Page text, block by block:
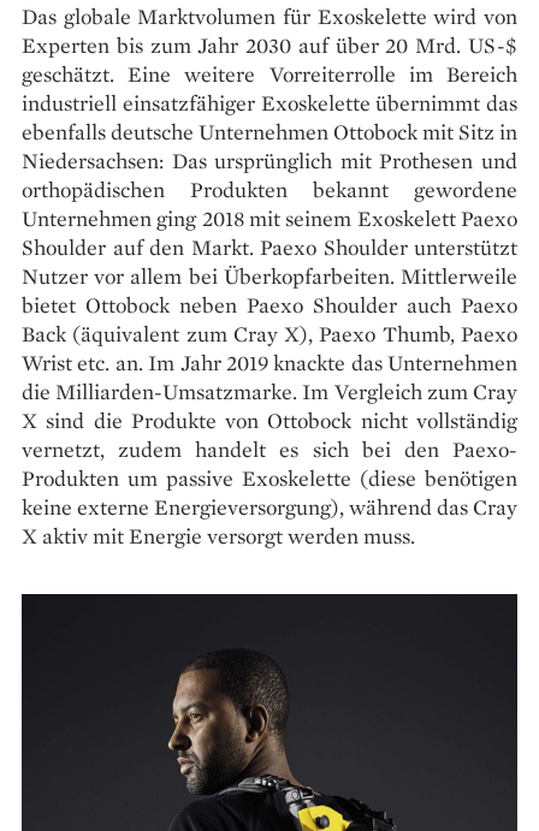
Das globale Marktvolumen für Exoskelette wird von
Experten bis zum Jahr 2030 auf über 20 Mrd. US-$
geschätzt. Eine weitere Vorreiterrolle im Bereich
industriell einsatzfähiger Exoskelette übernimmt das
ebenfalls deutsche Unternehmen Ottobock mit Sitz in
Niedersachsen: Das ursprünglich mit Prothesen und
orthopädischen Produkten bekannt gewordene
Unternehmen ging 2018 mit seinem Exoskelett Paexo
Shoulder auf den Markt. Paexo Shoulder unterstützt
Nutzer vor allem bei Überkopfarbeiten. Mittlerweile
bietet Ottobock neben Paexo Shoulder auch Paexo
Back (äquivalent zum Cray X), Paexo Thumb, Paexo
Wrist etc. an. Im Jahr 2019 knackte das Unternehmen
die Milliarden-Umsatzmarke. Im Vergleich zum Cray
X sind die Produkte von Ottobock nicht vollständig
vernetzt, zudem handelt es sich bei den Paexo-
Produkten um passive Exoskelette (diese benötigen
keine externe Energieversorgung), während das Cray
X aktiv mit Energie versorgt werden muss.